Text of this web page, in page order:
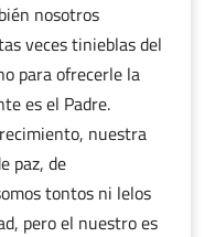
nosotros
veces tinieblas del
para ofrecerle la
es el Padre.
nuestra
paz, de
tontos ni lelos
pero el nuestro es